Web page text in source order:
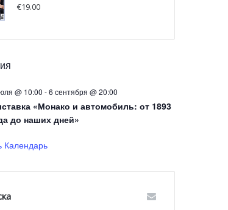
€19.00
@ 10:00 -6 сентября @ 20:00
«Монако и автомобиль: от 1893
до наших дней»
Календарь